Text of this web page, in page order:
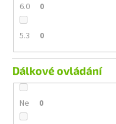
6.0 0
5.3 0
Dálkové ovládání
Ne 0